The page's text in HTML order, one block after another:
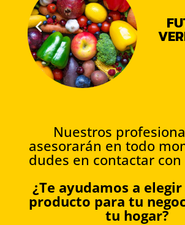
Nuestros
asesorarán en todo
dudes en contactar
¿Te ayudamos a
producto para tu
tu hogar?